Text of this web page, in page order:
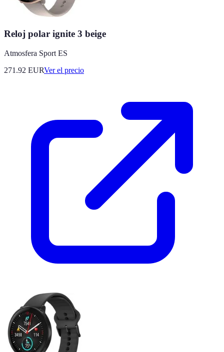
Reloj polar ignite 3 beige
Atmosfera Sport ES
271.92 EURVer el precio